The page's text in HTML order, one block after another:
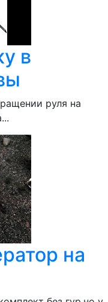
в
руля на
на